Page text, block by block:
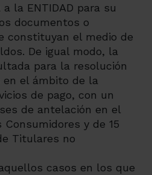
la ENTIDAD para su
documentos o
constituyan el medio de
De igual modo, la
para la resolución
el ámbito de la
de pago, con un
de antelación en el
y de 15
Titulares no
casos en los que